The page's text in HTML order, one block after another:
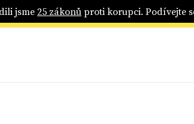
jsme25 zákonůproti korupci. Podívejte